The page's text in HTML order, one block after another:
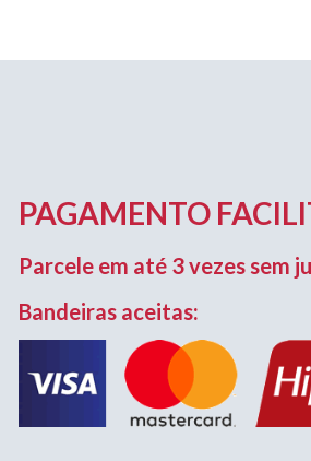
PAGAMENTO
Parcele em até 3 vezes sem
Bandeiras aceitas: